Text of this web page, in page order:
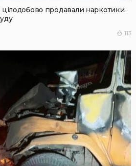
цілодобово продавали наркотики:
113